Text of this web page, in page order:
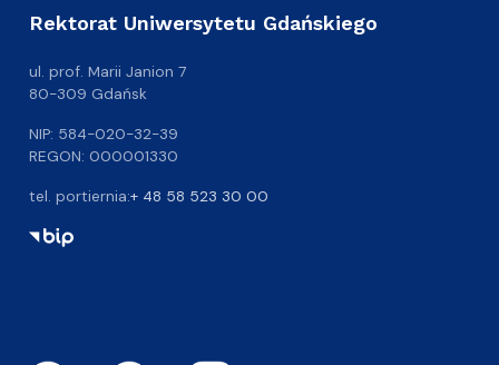
Rektorat Uniwersytetu Gdańskiego
ul. prof. Marii Janion 7
80-309 Gdańsk
NIP: 584-020-32-39
REGON: 000001330
tel. portiernia:+ 48 58 523 30 00